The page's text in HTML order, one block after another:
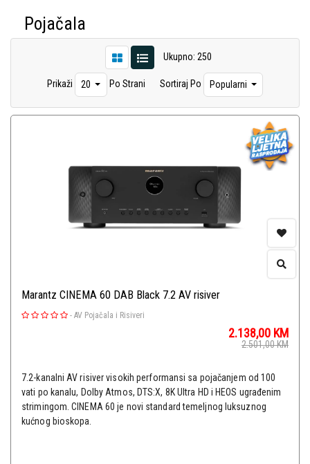
Pojačala
Ukupno: 250
Prikaži 20 Po Strani Sortiraj Po Popularni
Marantz CINEMA 60 DAB Black 7.2 AV risiver
- AV Pojačala i Risiveri
2.138,00 KM
2.501,00KM
7.2-kanalni AV risiver visokih performansi sa pojačanjem od 100
vati po kanalu, Dolby Atmos, DTS:X, 8K Ultra HD i HEOS ugrađenim
strimingom. CINEMA 60 je novi standard temeljnog luksuznog
kućnog bioskopa.